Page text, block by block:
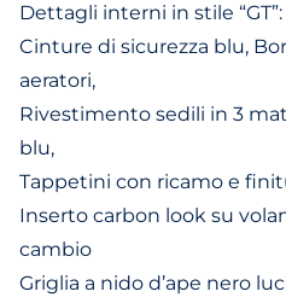
Dettagli interni in stile “GT”:
Cinture di sicurezza blu,
aeratori,
Rivestimento sedili in 3
blu,
Tappetini con ricamo e
Inserto carbon look su
cambio
Griglia a nido d’ape nero